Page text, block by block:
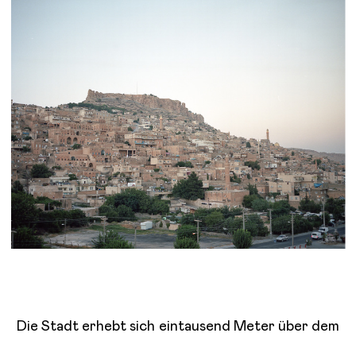
Die Stadt erhebt sich eintausend Meter über dem